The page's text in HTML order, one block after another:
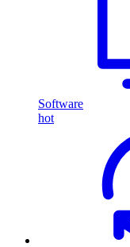
Software
hot